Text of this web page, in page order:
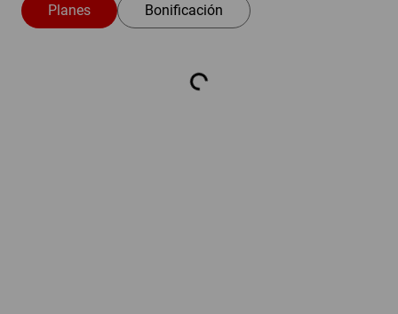
Planes Bonificación